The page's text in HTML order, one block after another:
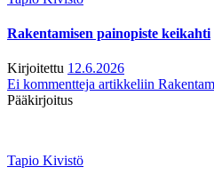
Rakentamisen painopiste keikahti
Kirjoitettu 12.6.2026
Ei kommentteja artikkeliin
Pääkirjoitus
Tapio Kivistö